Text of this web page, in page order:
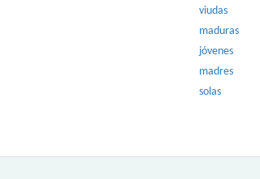
viudas
maduras
jóvenes
madres
solas